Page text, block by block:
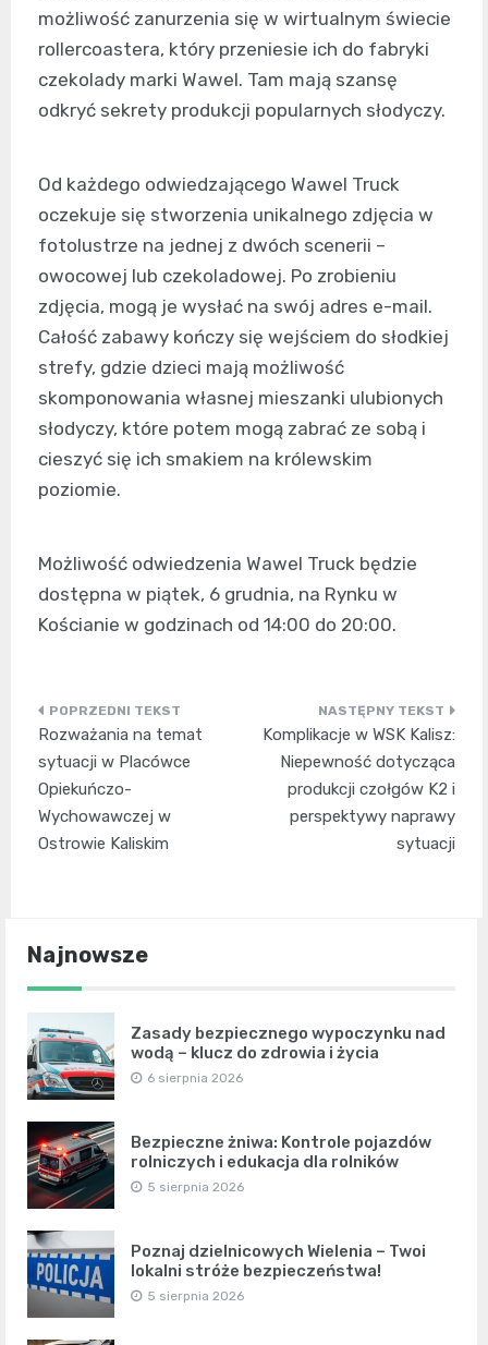
możliwość zanurzenia się w wirtualnym świecie
rollercoastera, który przeniesie ich do fabryki
czekolady marki Wawel. Tam mają szansę
odkryć sekrety produkcji popularnych słodyczy.
Od każdego odwiedzającego Wawel Truck
oczekuje się stworzenia unikalnego zdjęcia w
fotolustrze na jednej z dwóch scenerii –
owocowej lub czekoladowej. Po zrobieniu
zdjęcia, mogą je wysłać na swój adres e-mail.
Całość zabawy kończy się wejściem do słodkiej
strefy, gdzie dzieci mają możliwość
skomponowania własnej mieszanki ulubionych
słodyczy, które potem mogą zabrać ze sobą i
cieszyć się ich smakiem na królewskim
poziomie.
Możliwość odwiedzenia Wawel Truck będzie
dostępna w piątek, 6 grudnia, na Rynku w
Kościanie w godzinach od 14:00 do 20:00.
Nawigacja
wpisu
Rozważania na temat
sytuacji w Placówce
Opiekuńczo-
Wychowawczej w
Ostrowie Kaliskim
Komplikacje w WSK Kalisz:
Niepewność dotycząca
produkcji czołgów K2 i
perspektywy naprawy
sytuacji
Najnowsze
Zasady bezpiecznego wypoczynku nad
wodą – klucz do zdrowia i życia
6 sierpnia 2026
Bezpieczne żniwa: Kontrole pojazdów
rolniczych i edukacja dla rolników
5 sierpnia 2026
Poznaj dzielnicowych Wielenia – Twoi
lokalni stróże bezpieczeństwa!
5 sierpnia 2026